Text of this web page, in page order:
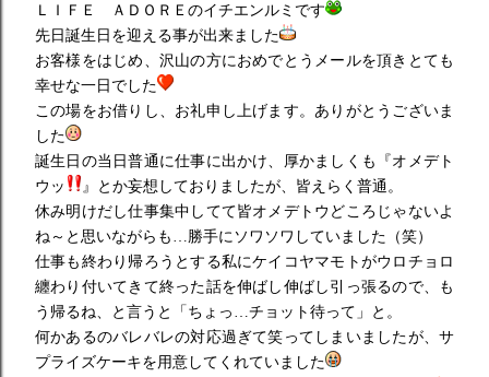
ＬＩＦＥ ＡＤＯＲＥのイチエンルミです
先日誕生日を迎える事が出来ました
お客様をはじめ、沢山の方におめでとうメールを頂きとても
幸せな一日でした
この場をお借りし、お礼申し上げます。ありがとうございま
した
誕生日の当日普通に仕事に出かけ、厚かましくも『オメデト
ウッ
』とか妄想しておりましたが、皆えらく普通。
休み明けだし仕事集中してて皆オメデトウどころじゃないよ
ね～と思いながらも…勝手にソワソワしていました（笑）
仕事も終わり帰ろうとする私にケイコヤマモトがウロチョロ
纏わり付いてきて終った話を伸ばし伸ばし引っ張るので、も
う帰るね、と言うと「ちょっ…チョット待って」と。
何かあるのバレバレの対応過ぎて笑ってしまいましたが、サ
プライズケーキを用意してくれていました